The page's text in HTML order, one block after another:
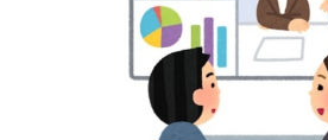
式
会
社
の
タ